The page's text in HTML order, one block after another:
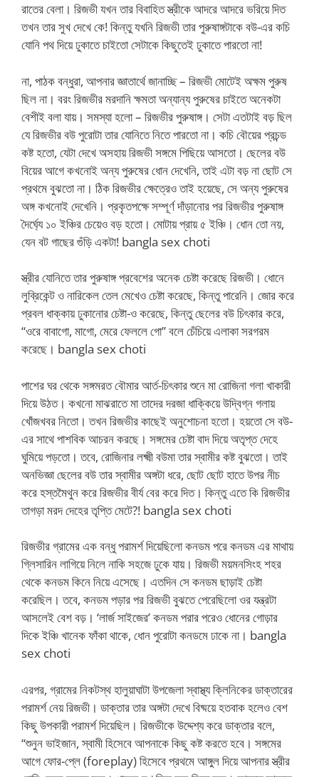
রাতের বেলা। রিজভী যখন তার বিবাহিত স্ত্রীকে আদরে আদরে ভরিয়ে দিত
তখন তার সুখ দেখে কে! কিন্তু যখনি রিজভী তার পুরুষাঙ্গটাকে বউ-এর কচি
যোনি পথ দিয়ে ঢুকাতে চাইতো সেটাকে কিছুতেই ঢুকাতে পারতো না!
না, পাঠক বন্ধুরা, আপনার জ্ঞাতার্থে জানাচ্ছি – রিজভী মোটেই অক্ষম পুরুষ
ছিল না। বরং রিজভীর মরদানি ক্ষমতা অন্যান্য পুরুষের চাইতে অনেকটা
বেশীই বলা যায়। সমস্যা হলো – রিজভীর পুরুষাঙ্গ। সেটা এতটাই বড় ছিল
যে রিজভীর বউ পুরোটা তার যোনিতে নিতে পারতো না। কচি বৌয়ের প্রচন্ড
কষ্ট হতো, যেটা দেখে অসহায় রিজভী সঙ্গমে পিছিয়ে আসতো। ছেলের বউ
বিয়ের আগে কখনোই অন্য পুরুষের ধোন দেখেনি, তাই এটা বড় না ছোট সে
প্রথমে বুঝতো না। ঠিক রিজভীর ক্ষেত্রেও তাই হয়েছে, সে অন্য পুরুষের
অঙ্গ কখনোই দেখেনি। প্রকৃতপক্ষে সম্পূর্ণ দাঁড়ানোর পর রিজভীর পুরুষাঙ্গ
দৈর্ঘ্যে ১০ ইঞ্চির চেয়েও বড় হতো। মোটায় প্রায় ৫ ইঞ্চি। ধোন তো নয়,
যেন বট গাছের গুঁড়ি একটা! bangla sex choti
স্ত্রীর যোনিতে তার পুরুষাঙ্গ প্রবেশের অনেক চেষ্টা করেছে রিজভী। ধোনে
লুব্রিকেন্ট ও নারিকেল তেল মেখেও চেষ্টা করেছে, কিন্তু পারেনি। জোর করে
প্রবল ধাক্কায় ঢুকানোর চেষ্টা-ও করেছে, কিন্তু ছেলের বউ চিৎকার করে,
“ওরে বাবাগো, মাগো, মেরে ফেললে গো” বলে চেঁচিয়ে এলাকা সরগরম
করেছে। bangla sex choti
পাশের ঘর থেকে সঙ্গমরত বৌমার আর্ত-চিৎকার শুনে মা রোজিনা গলা খাকারী
দিয়ে উঠত। কখনো মাঝরাতে মা তাদের দরজা ধাক্কিয়ে উদ্বিগ্ন গলায়
খোঁজখবর নিতো। তখন রিজভীর কাছেই অনুশোচনা হতো। হয়তো সে বউ-
এর সাথে পাশবিক আচরন করছে। সঙ্গমের চেষ্টা বাদ দিয়ে অতৃপ্ত দেহে
ঘুমিয়ে পড়তো। তবে, রোজিনার লক্ষ্মী বউমা তার স্বামীর কষ্ট বুঝতো। তাই
অনভিজ্ঞা ছেলের বউ তার স্বামীর অঙ্গটা ধরে, ছোট ছোট হাতে উপর নীচ
করে হস্তমৈথুন করে রিজভীর বীর্য বের করে দিত। কিন্তু এতে কি রিজভীর
তাগড়া মরদ দেহের তৃপ্তি মেটে?! bangla sex choti
রিজভীর গ্রামের এক বন্ধু পরামর্শ দিয়েছিলো কনডম পরে কনডম এর মাথায়
গ্লিসারিন লাগিয়ে নিলে নাকি সহজে ঢুকে যায়। রিজভী ময়মনসিংহ শহর
থেকে কনডম কিনে নিয়ে এসেছে। এতদিন সে কনডম ছাড়াই চেষ্টা
করেছিল। তবে, কনডম পড়ার পর রিজভী বুঝতে পেরেছিলো ওর যন্ত্রটা
আসলেই বেশ বড়। ‘লার্জ সাইজের’ কনডম পরার পরেও ধোনের গোড়ার
দিকে ইঞ্চি খানেক ফাঁকা থাকে, ধোন পুরোটা কনডমে ঢাকে না। bangla
sex choti
এরপর, গ্রামের নিকটস্থ হালুয়াঘাটা উপজেলা স্বাস্থ্য ক্লিনিকের ডাক্তারের
পরামর্শ নেয় রিজভী। ডাক্তার তার অঙ্গটা দেখে বিষ্ময়ে হতবাক হলেও বেশ
কিছু উপকারী পরামর্শ দিয়েছিল। রিজভীকে উদ্দেশ্য করে ডাক্তার বলে,
“শুনুন ভাইজান, স্বামী হিসেবে আপনাকে কিছু কষ্ট করতে হবে। সঙ্গমের
আগে ফোর-প্লে (foreplay) হিসেবে প্রথমে আঙ্গুল দিয়ে আপনার স্ত্রীর